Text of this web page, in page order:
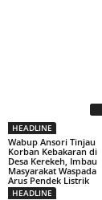
HEADLINE
Wabup Ansori Tinjau
Korban Kebakaran di
Desa Kerekeh, Imbau
Masyarakat Waspada
Arus Pendek Listrik
HEADLINE